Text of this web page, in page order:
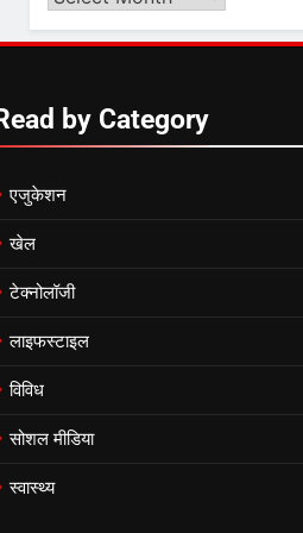
बजट
by
by Category
एजुकेशन
खेल
टेक्नोलॉजी
लाइफस्टाइल
विविध
सोशल मीडिया
स्वास्थ्य